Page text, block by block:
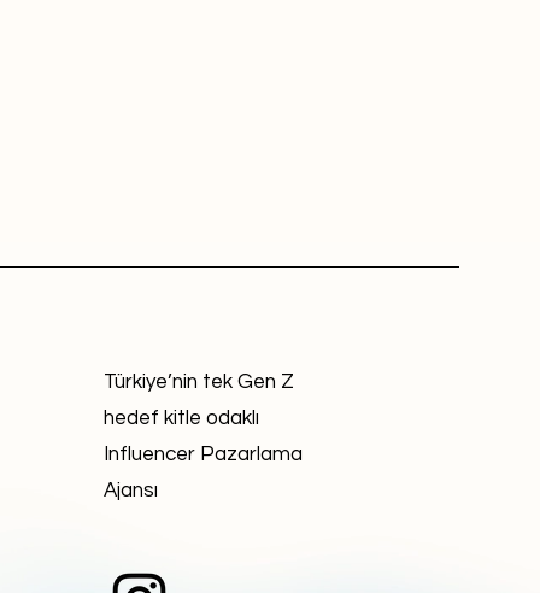
Türkiye’nin tek Gen Z
hedef kitle odaklı
Influencer Pazarlama
Ajansı